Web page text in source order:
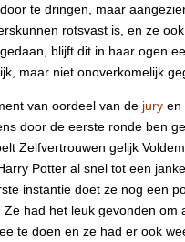
te dringen, maar
rotsvast is, en ze
blijft dit in haar ogen
maar niet onoverkomelijk
van oordeel van de jury en
door de eerste ronde ben
Zelfvertrouwen gelijk
Potter al snel tot een
instantie doet ze nog een
Ze had het leuk gevonden om
te doen en ze had er ook